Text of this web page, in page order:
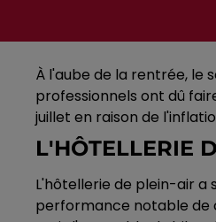
À l'aube de la rentrée, le
professionnels ont dû
juillet en raison de
L'HÔTELLERIE
L'hôtellerie de plein-air a
performance notable de